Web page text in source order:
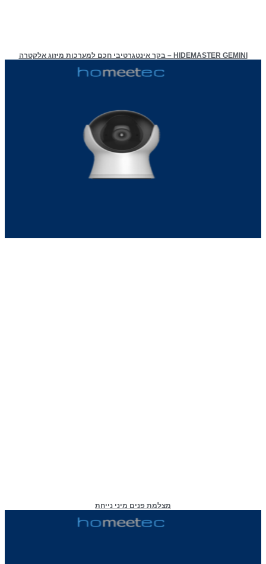
HIDEMASTER GEMINI – בקר אינטגרטיבי חכם למערכות מיזוג אלקטרה
מצלמת פנים מיני נייחת